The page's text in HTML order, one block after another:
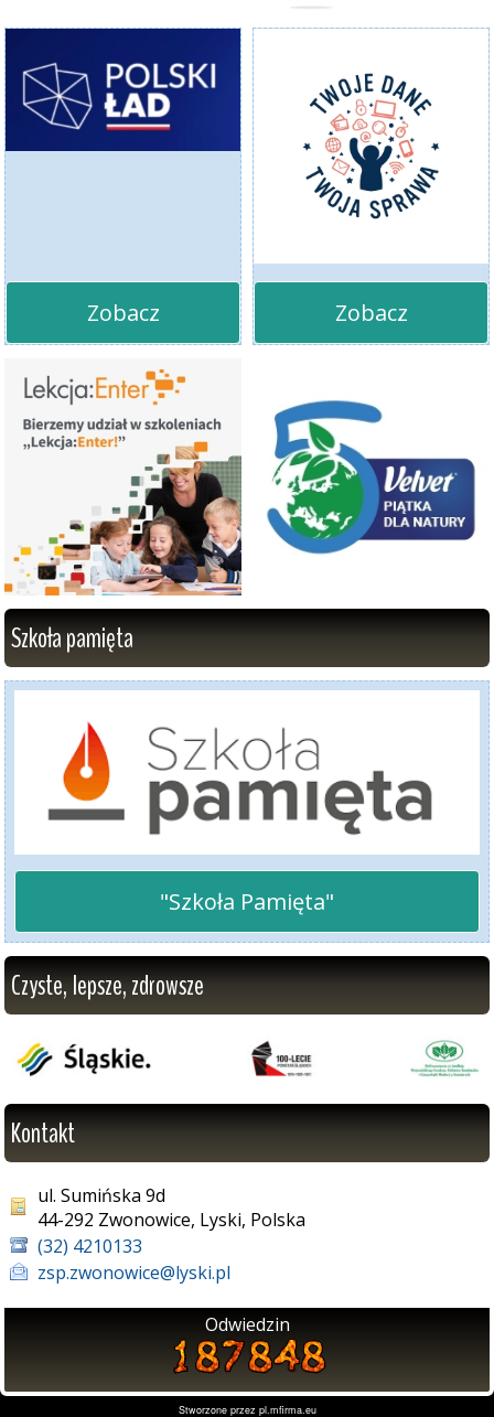
Zobacz Zobacz
Szkoła pamięta
"Szkoła Pamięta"
Czyste, lepsze, zdrowsze
Kontakt
ul. Sumińska 9d
44-292 Zwonowice, Lyski, Polska
(32) 4210133
zsp.zwonowice@lyski.pl
Odwiedzin
Stworzone przez pl.mfirma.eu